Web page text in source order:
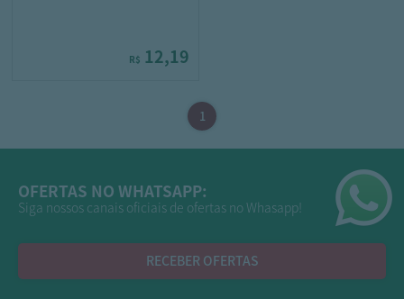
R$ 12,19
OFERTAS NO WHATSAPP:
Siga nossos canais oficiais de ofertas no Whasapp!
RECEBER OFERTAS